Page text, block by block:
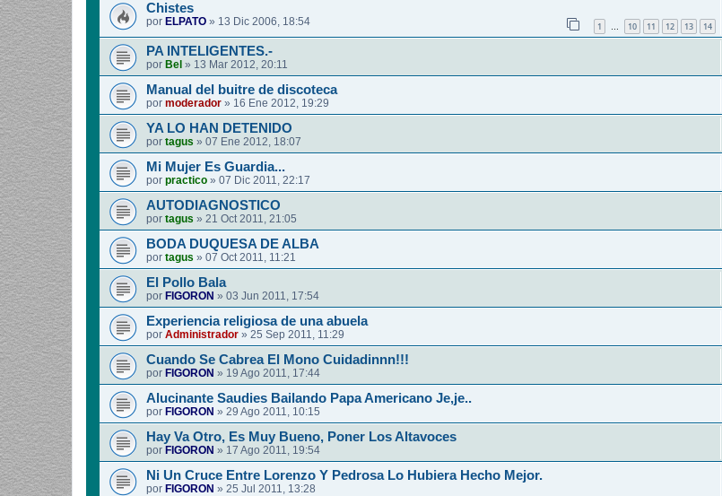
Chistes
por ELPATO » 13 Dic 2006, 18:54 1 10 11 12 13 14
PA INTELIGENTES.-
por Bel » 13 Mar 2012, 20:11
Manual del buitre de discoteca
por moderador » 16 Ene 2012, 19:29
YA LO HAN DETENIDO
por tagus » 07 Ene 2012, 18:07
Mi Mujer Es Guardia...
por practico » 07 Dic 2011, 22:17
AUTODIAGNOSTICO
por tagus » 21 Oct 2011, 21:05
BODA DUQUESA DE ALBA
por tagus » 07 Oct 2011, 11:21
El Pollo Bala
por FIGORON » 03 Jun 2011, 17:54
Experiencia religiosa de una abuela
por Administrador » 25 Sep 2011, 11:29
Cuando Se Cabrea El Mono Cuidadinnn!!!
por FIGORON » 19 Ago 2011, 17:44
Alucinante Saudies Bailando Papa Americano Je,je..
por FIGORON » 29 Ago 2011, 10:15
Hay Va Otro, Es Muy Bueno, Poner Los Altavoces
por FIGORON » 17 Ago 2011, 19:54
Ni Un Cruce Entre Lorenzo Y Pedrosa Lo Hubiera Hecho Mejor.
por FIGORON » 25 Jul 2011, 13:28